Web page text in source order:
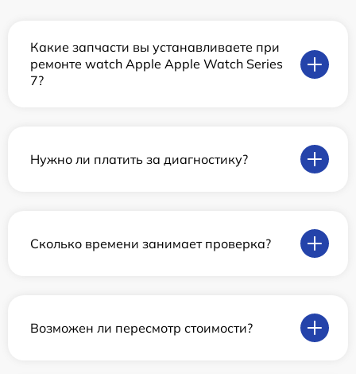
Какие запчасти вы устанавливаете при
ремонте watch Apple Apple Watch Series
7?
Нужно ли платить за диагностику?
Сколько времени занимает проверка?
Возможен ли пересмотр стоимости?